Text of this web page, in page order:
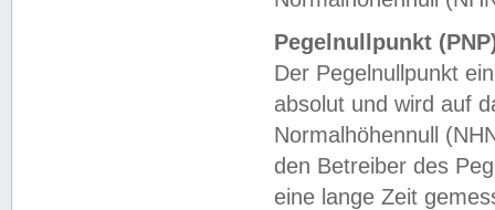
Pegelnullpunkt
Der Pegelnullpunkt
absolut und wird auf
Normalhöhennull
den Betreiber des
eine lange Zeit